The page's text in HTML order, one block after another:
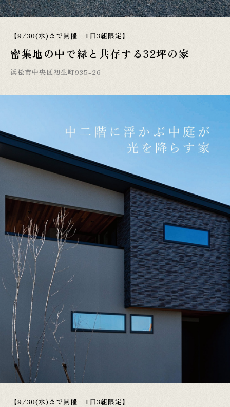
【9/30(水)まで開催｜1日3組限定】
密集地の中で緑と共存する32坪の家
浜松市中央区初生町935-26
【9/30(水)まで開催｜1日3組限定】